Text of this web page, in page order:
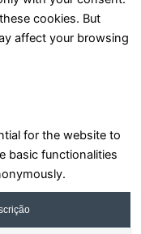
cookies. But
affect your browsing
for the website to
basic functionalities